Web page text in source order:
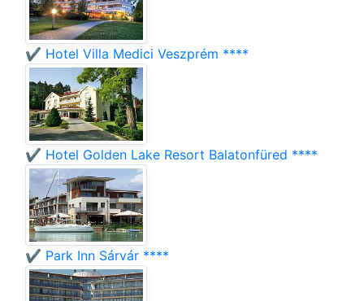
✔️ Hotel Villa Medici Veszprém ****
✔️ Hotel Golden Lake Resort Balatonfüred ****
✔️ Park Inn Sárvár ****